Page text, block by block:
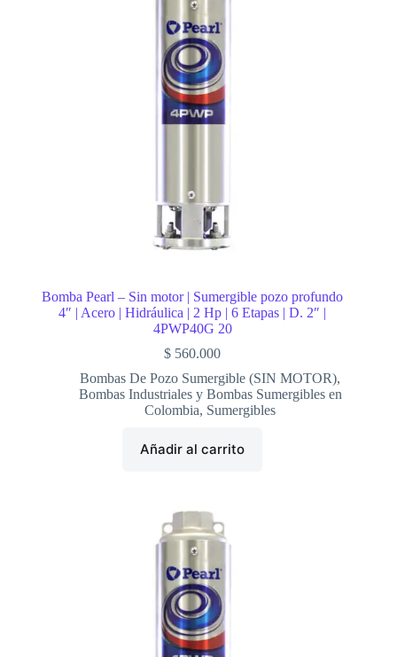
Bomba Pearl – Sin motor | Sumergible pozo profundo
4″ | Acero | Hidráulica | 2 Hp | 6 Etapas | D. 2″ |
4PWP40G 20
$ 560.000
Bombas De Pozo Sumergible (SIN MOTOR),
Bombas Industriales y Bombas Sumergibles en
Colombia, Sumergibles
Añadir al carrito